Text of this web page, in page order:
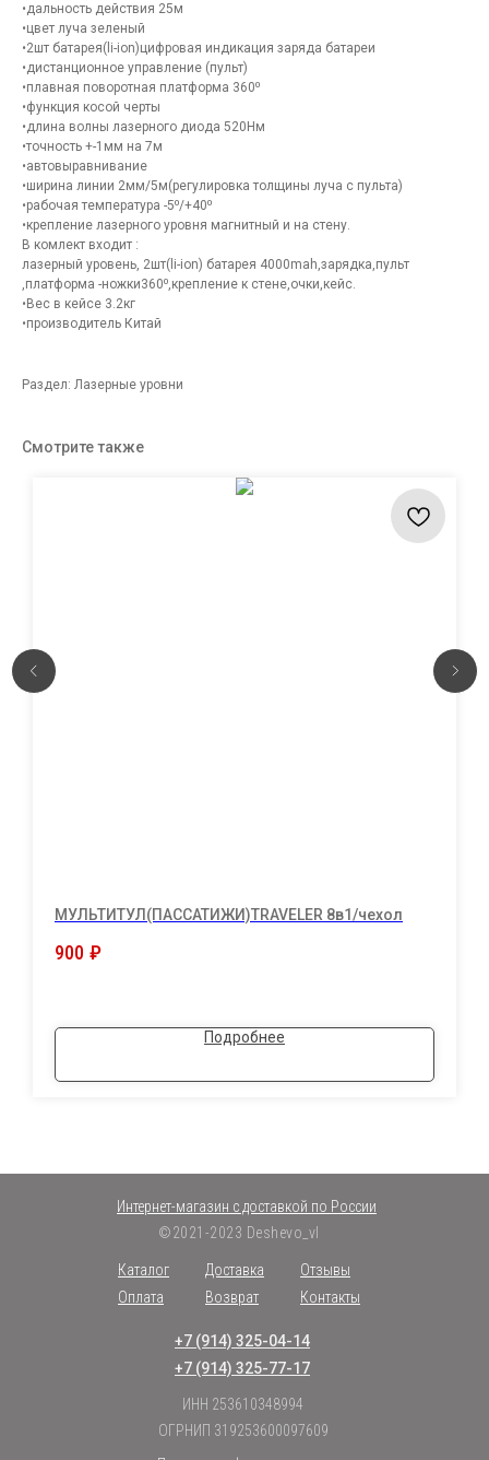
•дальность действия 25м
•цвет луча зеленый
•2шт батарея(li-ion)цифровая индикация заряда батареи
•дистанционное управление (пульт)
•плавная поворотная платформа 360⁰
•функция косой черты
•длина волны лазерного диода 520Нм
•точность +-1мм на 7м
•автовыравнивание
•ширина линии 2мм/5м(регулировка толщины луча с пульта)
•рабочая температура -5⁰/+40⁰
•крепление лазерного уровня магнитный и на стену.
В комлект входит :
лазерный уровень, 2шт(li-ion) батарея 4000mah,зарядка,пульт
,платформа -ножки360⁰,крепление к стене,очки,кейс.
•Вес в кейсе 3.2кг
•производитель Китай
Раздел: Лазерные уровни
Смотрите также
МУЛЬТИТУЛ(ПАССАТИЖИ)TRAVELER 8в1/чехол
900 ₽
Подробнее
©2021-2023 Deshevo_vl
Каталог
Интернет-магазин с доставкой по России
Возврат
Отзывы
Оплата
Контакты
Доставка
ИНН 253610348994
ОГРНИП 319253600097609
+7 (914) 325-04-14
+7 (914) 325-77-17